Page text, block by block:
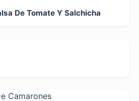
De Tomate Y Salchicha